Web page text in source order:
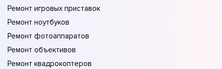
Ремонт игровых приставок
Ремонт ноутбуков
Ремонт фотоаппаратов
Ремонт объективов
Ремонт квадрокоптеров